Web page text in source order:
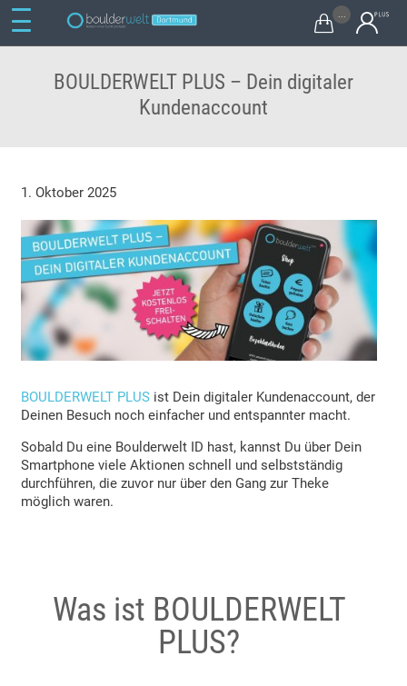

BOULDERWELT PLUS – Dein digitaler
Kundenaccount
1. Oktober 2025
BOULDERWELT PLUS ist Dein digitaler Kundenaccount, der
Deinen Besuch noch einfacher und entspannter macht.
Sobald Du eine Boulderwelt ID hast, kannst Du über Dein
Smartphone viele Aktionen schnell und selbstständig
durchführen, die zuvor nur über den Gang zur Theke
möglich waren.
Was ist BOULDERWELT
PLUS?